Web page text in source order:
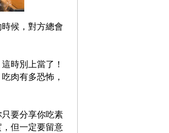
候，對方總會
時別上當了！
肉有多恐怖，
要分享你吃素
但一定要留意